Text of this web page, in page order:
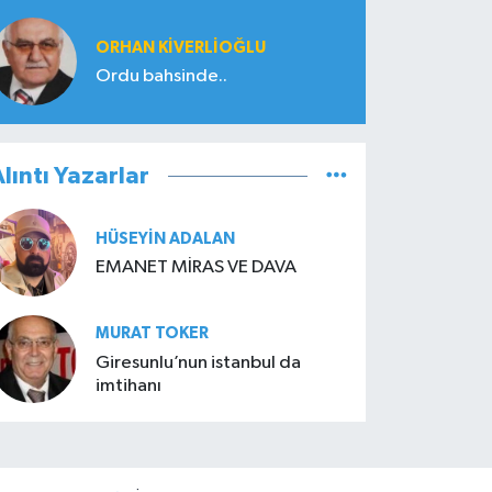
ORHAN KIVERLIOĞLU
Ordu bahsinde..
Yazarlar
HÜSEYIN ADALAN
EMANET MİRAS VE DAVA
MURAT TOKER
Giresunlu’nun istanbul da
imtihanı